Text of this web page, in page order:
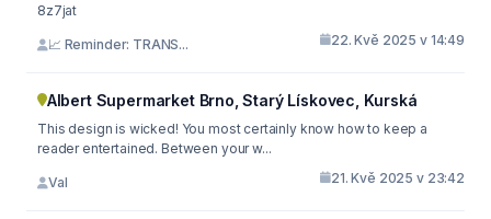
8z7jat
📈 Reminder: TRANS... 22. Kvě 2025 v 14:49
Albert Supermarket Brno, Starý Lískovec, Kurská
This design is wicked! You most certainly know how to keep a
reader entertained. Between your w...
Val 21. Kvě 2025 v 23:42